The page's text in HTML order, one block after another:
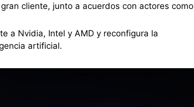
cliente, junto a acuerdos con actores como
a Nvidia, Intel y AMD y reconfigura la
artificial.